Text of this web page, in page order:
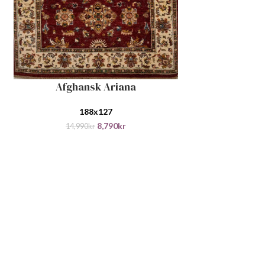
LEGG I HANDLEKURVAfghansk Ariana
188x127
14,990kr 8,790kr